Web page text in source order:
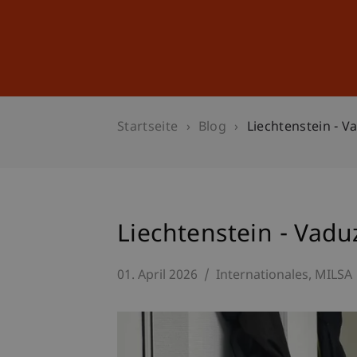
Startseite Blog Liechtenstein -
Liechtenstein -
01. April 2026 Internationales MILSA